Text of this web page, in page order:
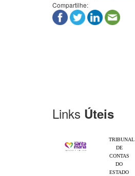
Compartilhe:
Links Úteis
TRIBUNAL
DE
CONTAS
DO
ESTADO